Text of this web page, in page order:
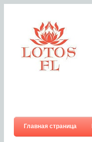
Главная страница